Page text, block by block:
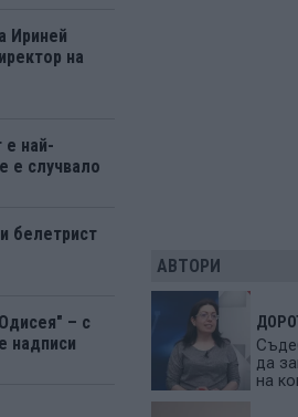
Ириней
на
е най-
е случвало
белетрист
– с
надписи
АВТОРИ
да
на